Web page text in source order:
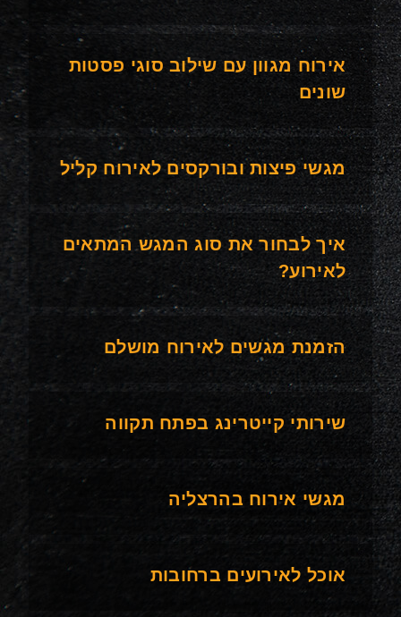
אירוח מגוון עם שילוב סוגי פסטות
שונים
מגשי פיצות ובורקסים לאירוח קליל
איך לבחור את סוג המגש המתאים
לאירוע?
הזמנת מגשים לאירוח מושלם
שירותי קייטרינג בפתח תקווה
מגשי אירוח בהרצליה
אוכל לאירועים ברחובות